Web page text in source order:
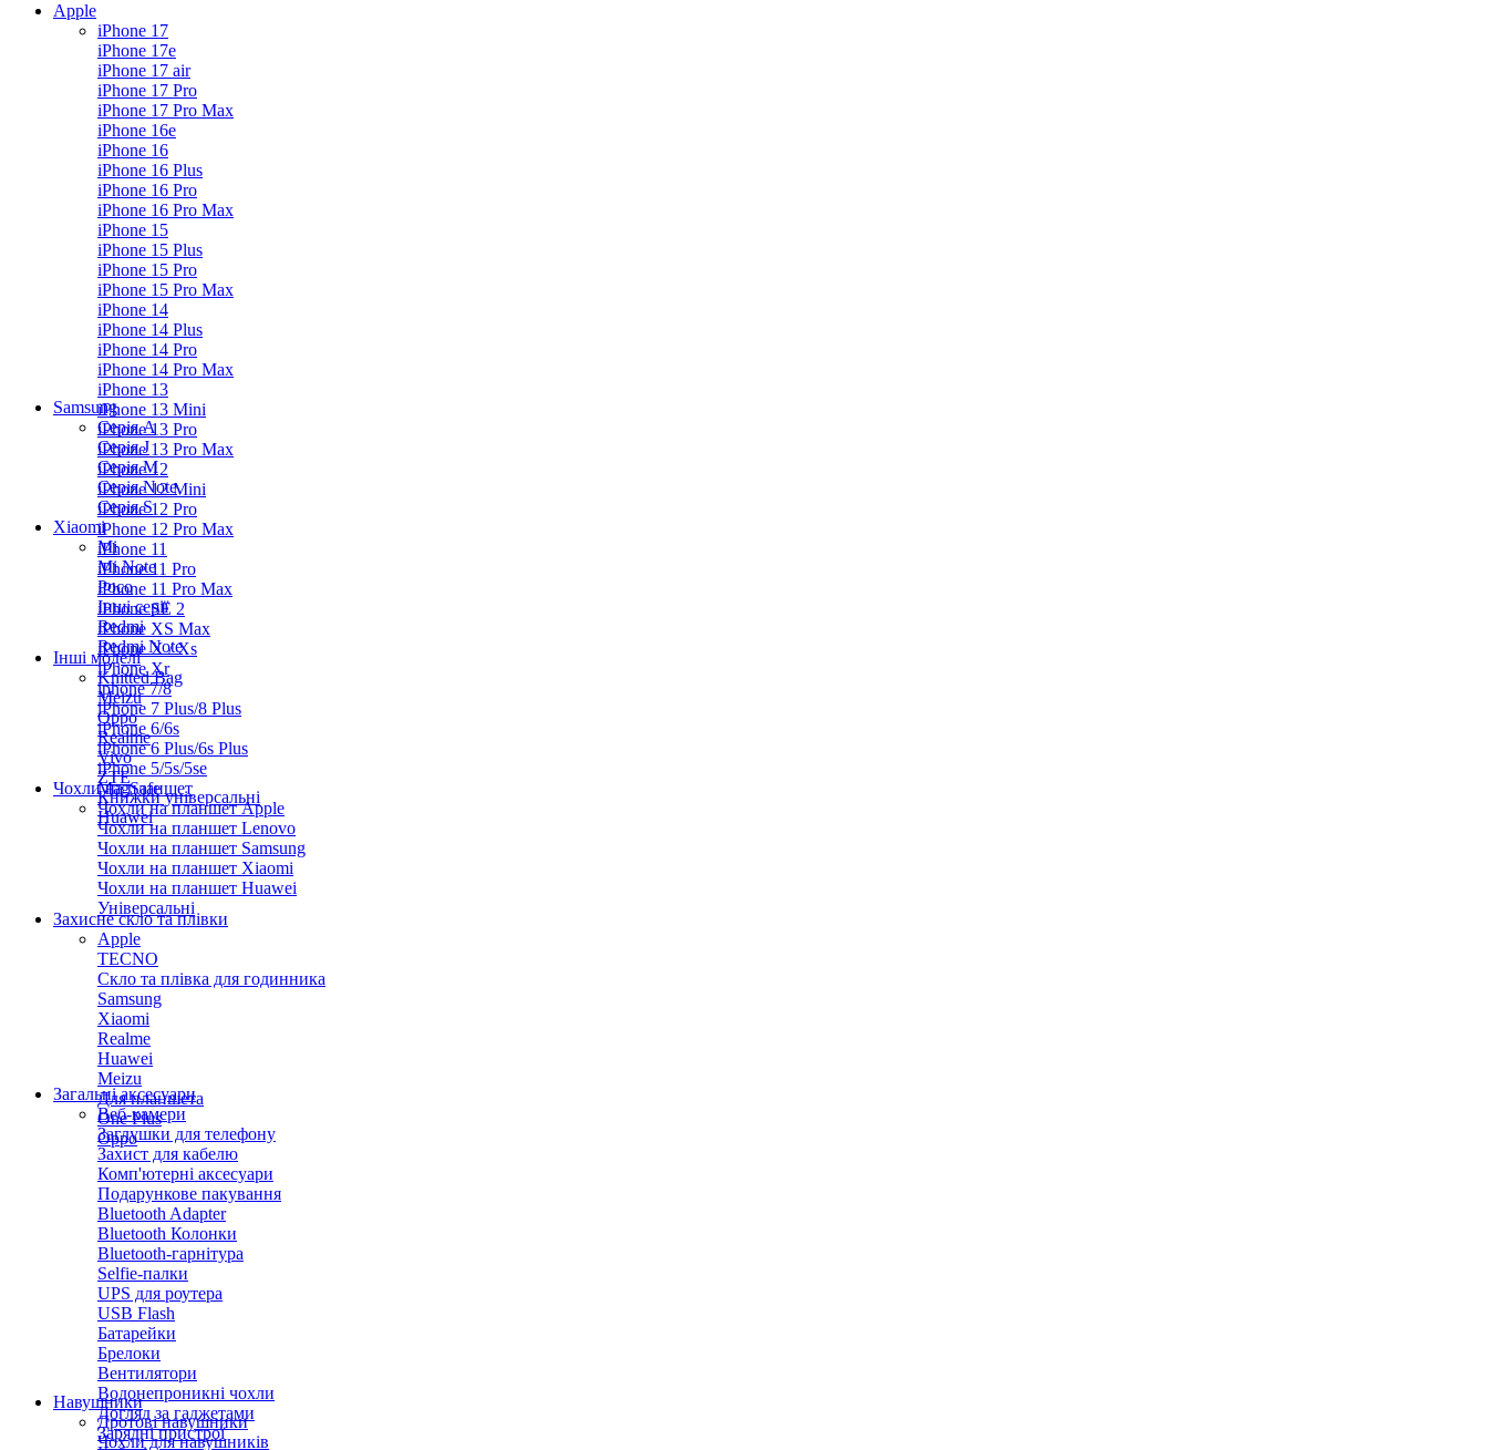
Apple
iPhone 17
iPhone 17e
iPhone 17 air
iPhone 17 Pro
iPhone 17 Pro Max
iPhone 16e
iPhone 16
iPhone 16 Plus
iPhone 16 Pro
iPhone 16 Pro Max
iPhone 15
iPhone 15 Plus
iPhone 15 Pro
iPhone 15 Pro Max
iPhone 14
iPhone 14 Plus
iPhone 14 Pro
iPhone 14 Pro Max
iPhone 13
iPhone 13 Mini
iPhone 13 Pro
iPhone 13 Pro Max
iPhone 12
iPhone 12 Mini
iPhone 12 Pro
iPhone 12 Pro Max
iPhone 11
iPhone 11 Pro
iPhone 11 Pro Max
iPhone SE 2
iPhone XS Max
iPhone X / Xs
iPhone Xr
iphone 7/8
iPhone 7 Plus/8 Plus
iPhone 6/6s
iPhone 6 Plus/6s Plus
iPhone 5/5s/5se
MagSafe
Samsung
Серія А
Серiя J
Серiя M
Серія Note
Серія S
Xiaomi
Mi
Mi Note
Poco
Інші серії
Redmi
Redmi Note
Інші моделі
Knitted Bag
Meizu
Oppo
Realme
Vivo
ZTE
Книжки універсальні
Huawei
Чохли на планшет
Чохли на планшет Apple
Чохли на планшет Lenovo
Чохли на планшет Samsung
Чохли на планшет Xiaomi
Чохли на планшет Huawei
Універсальні
Захисне скло та плівки
Apple
TECNO
Скло та плівка для годинника
Samsung
Xiaomi
Realme
Huawei
Meizu
Для планшета
One Plus
Oppo
Загальні аксесуари
Веб-камери
Заглушки для телефону
Захист для кабелю
Комп'ютерні аксесуари
Подарункове пакування
Bluetooth Adapter
Bluetooth Колонки
Bluetooth-гарнітура
Selfie-палки
UPS для роутера
USB Flash
Батарейки
Брелоки
Вентилятори
Водонепроникні чохли
Догляд за гаджетами
Зарядні пристрої
Навушники
Дротові навушники
Чохли для навушників